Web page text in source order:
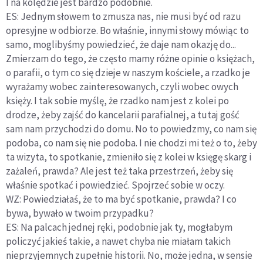
ES: Jednym słowem to zmusza nas, nie musi być od razu
opresyjne w odbiorze. Bo właśnie, innymi słowy mówiąc to
samo, moglibyśmy powiedzieć, że daje nam okazję do...
Zmierzam do tego, że często mamy różne opinie o księżach,
o parafii, o tym co się dzieje w naszym kościele, a rzadko je
wyrażamy wobec zainteresowanych, czyli wobec owych
księży. I tak sobie myślę, że rzadko nam jest z kolei po
drodze, żeby zajść do kancelarii parafialnej, a tutaj gość
sam nam przychodzi do domu. No to powiedzmy, co nam się
podoba, co nam się nie podoba. I nie chodzi mi też o to, żeby
ta wizyta, to spotkanie, zmieniło się z kolei w księgę skarg i
zażaleń, prawda? Ale jest też taka przestrzeń, żeby się
właśnie spotkać i powiedzieć. Spojrzeć sobie w oczy.
WZ: Powiedziałaś, że to ma być spotkanie, prawda? I co
bywa, bywało w twoim przypadku?
ES: Na palcach jednej ręki, podobnie jak ty, mogłabym
policzyć jakieś takie, a nawet chyba nie miałam takich
nieprzyjemnych zupełnie historii. No, może jedna, w sensie